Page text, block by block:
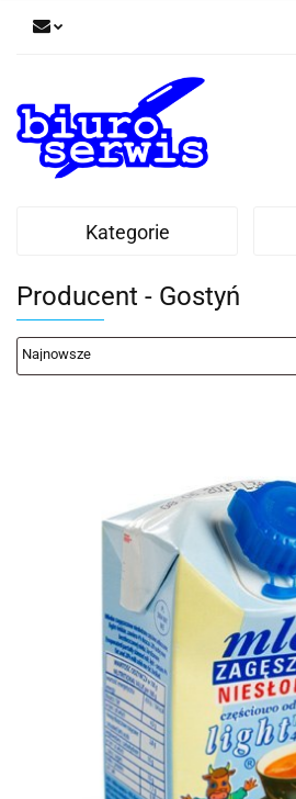
Kategorie
Producent - Gostyń